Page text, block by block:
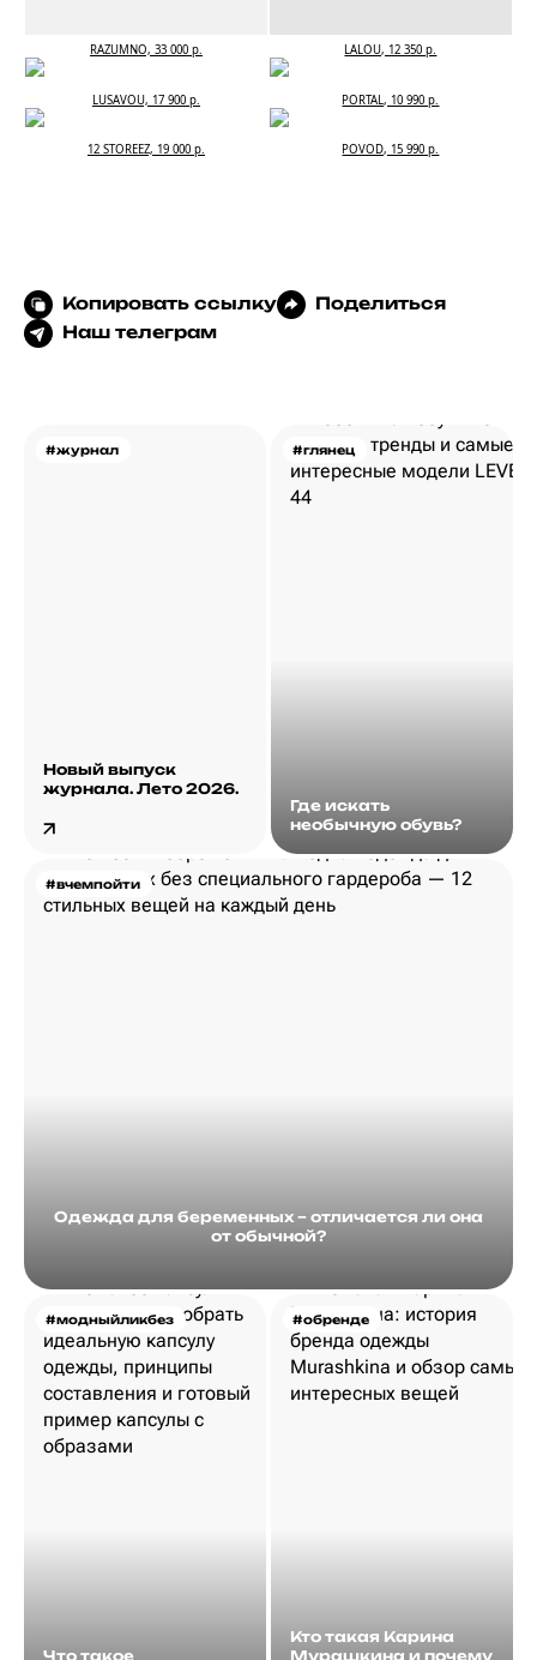
RAZUMNO, 33 000 р. LALOU, 12 350 р.
LUSAVOU, 17 900 р. PORTAL, 10 990 р.
12 STOREEZ, 19 000 р. POVOD, 15 990 р.
Копировать ссылку
Поделиться
Наш телеграм
#журнал
Новый выпуск
журнала. Лето 2026.
#глянец
Где искать
необычную обувь?
#вчемпойти
Одежда для беременных – отличается ли она
от обычной?
#модныйликбез
Что такое
#обренде
Кто такая Карина
Мурашкина и почему